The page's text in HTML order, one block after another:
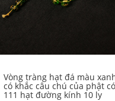
Vòng tràng hạt đá màu
có khắc câu chú của phật có
111 hạt đường kính 10 ly